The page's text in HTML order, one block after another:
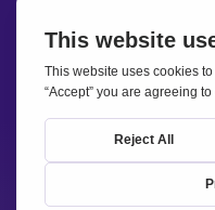
Faites un don
Newsletter
Restez au courant de